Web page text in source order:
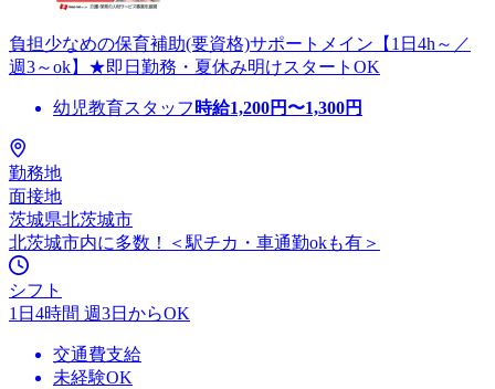
負担少なめの保育補助(要資格)サポートメイン【1日4h～／
週3～ok】★即日勤務・夏休み明けスタートOK
幼児教育スタッフ 時給1,200円〜1,300円
勤務地
面接地
茨城県北茨城市
北茨城市内に多数！＜駅チカ・車通勤okも有＞
シフト
1日4時間 週3日からOK
交通費支給
未経験OK